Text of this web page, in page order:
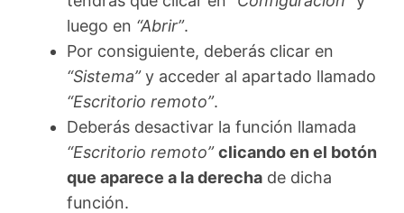
luego en “Abrir”.
Por consiguiente, deberás clicar en
“Sistema”y acceder al apartado llamado
“Escritorio remoto”.
Deberás desactivar la función llamada
“Escritorio remoto” clicando en el botón
que aparece a la derecha de dicha
función.